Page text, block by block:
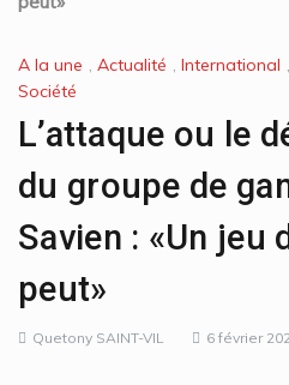
A la une , Actualité , International ,
Société
L’attaque ou le
du groupe de
Savien : «Un jeu
peut»
Quetony SAINT-VIL 6 février